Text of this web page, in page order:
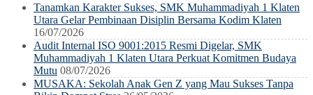
Tanamkan Karakter Sukses, SMK Muhammadiyah 1 Klaten
Utara Gelar Pembinaan Disiplin Bersama Kodim Klaten
16/07/2026
Audit Internal ISO 9001:2015 Resmi Digelar, SMK
Muhammadiyah 1 Klaten Utara Perkuat Komitmen Budaya
Mutu 08/07/2026
MUSAKA: Sekolah Anak Gen Z yang Mau Sukses Tanpa